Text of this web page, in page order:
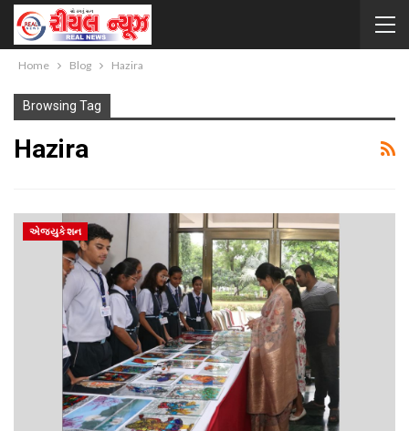
Home Blog Hazira
Browsing Tag
Hazira
એજ્યુકેશન